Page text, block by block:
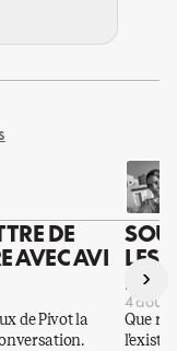
DE
AVEC AVI
de Pivot la
LES
DES
4 août
Que
›